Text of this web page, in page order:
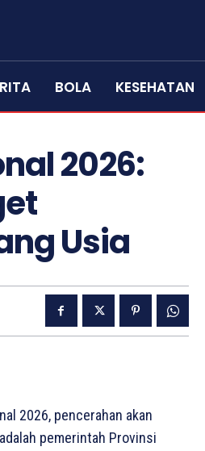
BOLA KESEHATAN
2026:
Usia
2026, pencerahan akan
pemerintah Provinsi